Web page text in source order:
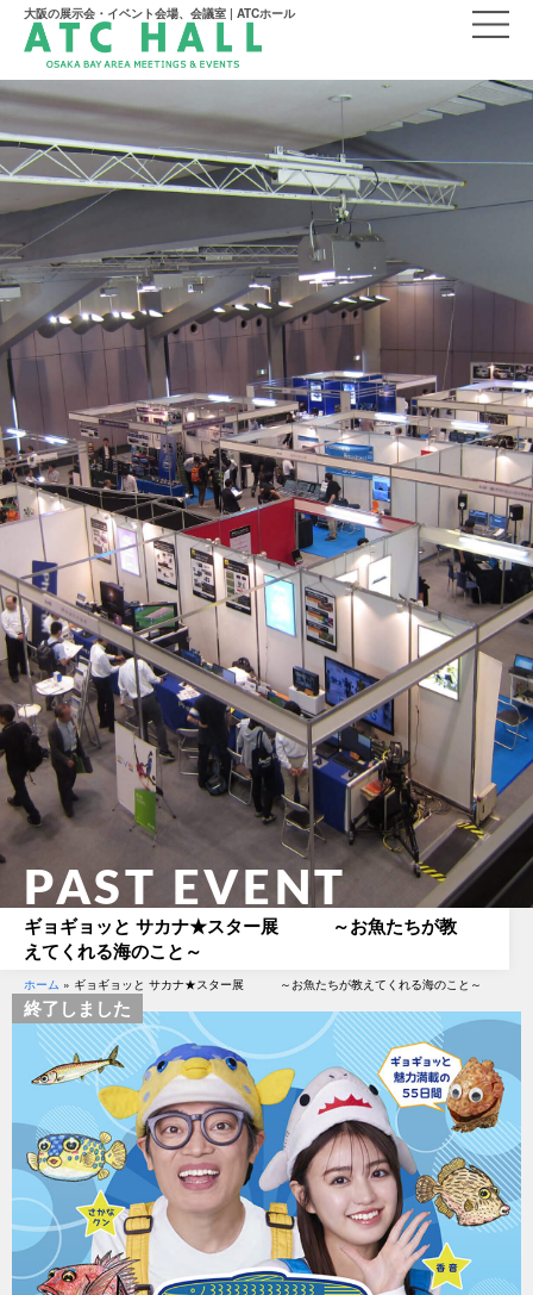
大阪の展示会・イベント会場、会議室 | ATCホール
PAST EVENT
ギョギョッと サカナ★スター展 ～お魚たちが教
えてくれる海のこと～
ホーム » ギョギョッと サカナ★スター展 ～お魚たちが教えてくれる海のこと～
終了しました